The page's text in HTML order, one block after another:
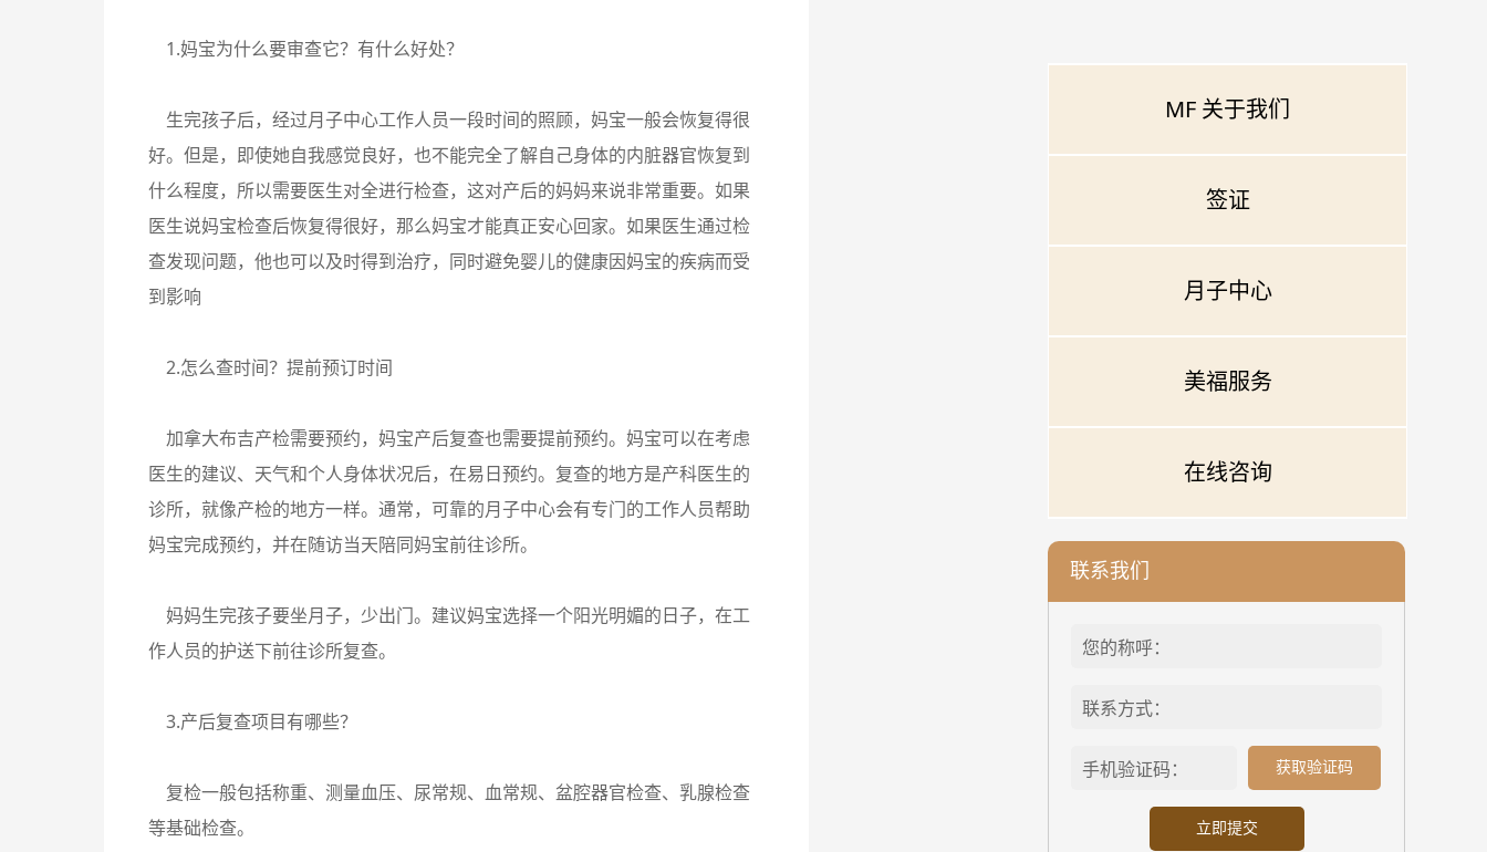
1.妈宝为什么要审查它？有什么好处？
生完孩子后，经过月子中心工作人员一段时间的照顾，妈宝一般会恢复得很
好。但是，即使她自我感觉良好，也不能完全了解自己身体的内脏器官恢复到
什么程度，所以需要医生对全进行检查，这对产后的妈妈来说非常重要。如果
医生说妈宝检查后恢复得很好，那么妈宝才能真正安心回家。如果医生通过检
查发现问题，他也可以及时得到治疗，同时避免婴儿的健康因妈宝的疾病而受
到影响
2.怎么查时间？提前预订时间
加拿大布吉产检需要预约，妈宝产后复查也需要提前预约。妈宝可以在考虑
医生的建议、天气和个人身体状况后，在易日预约。复查的地方是产科医生的
诊所，就像产检的地方一样。通常，可靠的月子中心会有专门的工作人员帮助
妈宝完成预约，并在随访当天陪同妈宝前往诊所。
妈妈生完孩子要坐月子，少出门。建议妈宝选择一个阳光明媚的日子，在工
作人员的护送下前往诊所复查。
3.产后复查项目有哪些？
复检一般包括称重、测量血压、尿常规、血常规、盆腔器官检查、乳腺检查
等基础检查。
MF 关于我们
签证
月子中心
美福服务
在线咨询
联系我们
获取验证码